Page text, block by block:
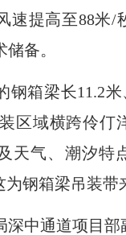
速提高至88米/
备。
箱梁长11.2米
区域横跨伶仃
天气、潮汐特
为钢箱梁吊装带
中通道项目部